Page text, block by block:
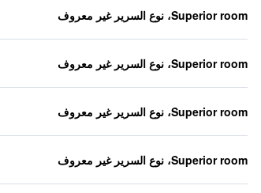
Superior room، نوع السرير غير معروف
Superior room، نوع السرير غير معروف
Superior room، نوع السرير غير معروف
Superior room، نوع السرير غير معروف